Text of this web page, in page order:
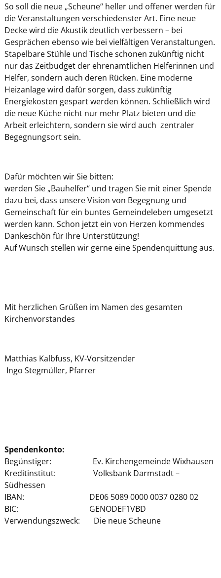
So soll die neue „Scheune“ heller und offener werden für
die Veranstaltungen verschiedenster Art. Eine neue
Decke wird die Akustik deutlich verbessern – bei
Gesprächen ebenso wie bei vielfältigen Veranstaltungen.
Stapelbare Stühle und Tische schonen zukünftig nicht
nur das Zeitbudget der ehrenamtlichen Helferinnen und
Helfer, sondern auch deren Rücken. Eine moderne
Heizanlage wird dafür sorgen, dass zukünftig
Energiekosten gespart werden können. Schließlich wird
die neue Küche nicht nur mehr Platz bieten und die
Arbeit erleichtern, sondern sie wird auch zentraler
Begegnungsort sein.
Dafür möchten wir Sie bitten:
werden Sie „Bauhelfer“ und tragen Sie mit einer Spende
dazu bei, dass unsere Vision von Begegnung und
Gemeinschaft für ein buntes Gemeindeleben umgesetzt
werden kann. Schon jetzt ein von Herzen kommendes
Dankeschön für Ihre Unterstützung!
Auf Wunsch stellen wir gerne eine Spendenquittung aus.
Mit herzlichen Grüßen im Namen des gesamten
Kirchenvorstandes
Matthias Kalbfuss, KV-Vorsitzender
Ingo Stegmüller, Pfarrer
Spendenkonto:
Begünstiger: Ev. Kirchengemeinde Wixhausen
Kreditinstitut: Volksbank Darmstadt –
Südhessen
IBAN: DE06 5089 0000 0037 0280 02
BIC: GENODEF1VBD
Verwendungszweck: Die neue Scheune